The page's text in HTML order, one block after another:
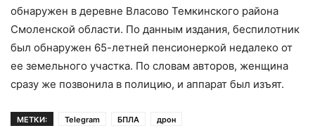
обнаружен в деревне Власово Темкинского района
Смоленской области. По данным издания, беспилотник
был обнаружен 65-летней пенсионеркой недалеко от
ее земельного участка. По словам авторов, женщина
сразу же позвонила в полицию, и аппарат был изъят.
МЕТКИ: Telegram БПЛА дрон